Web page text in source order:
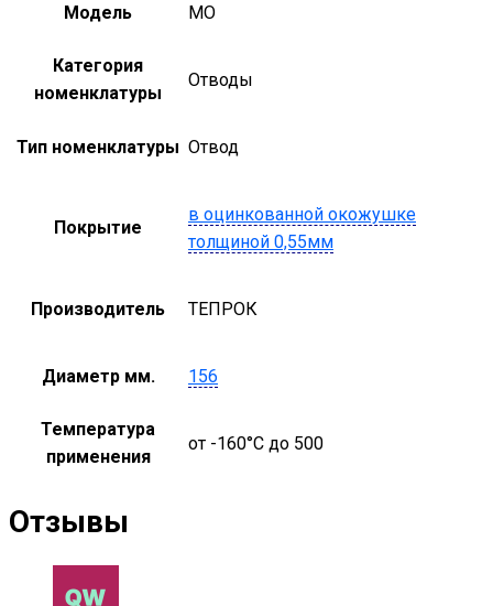
Модель MO
Категория
номенклатуры
Отводы
Тип номенклатуры Отвод
Покрытие
в оцинкованной окожушке
толщиной 0,55мм
Производитель ТЕПРОК
Диаметр мм. 156
Температура
применения
от -160°С до 500
Отзывы